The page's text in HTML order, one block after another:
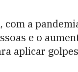
com a
e o
aplicar